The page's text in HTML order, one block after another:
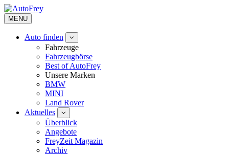
MENU
Auto finden
Fahrzeuge
Fahrzeugbörse
Best of AutoFrey
Unsere Marken
BMW
MINI
Land Rover
Aktuelles
Überblick
Angebote
FreyZeit Magazin
Archiv